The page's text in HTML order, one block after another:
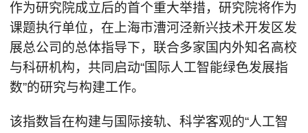
作为研究院成立后的首个重大举措，研究院将作为
课题执行单位，在上海市漕河泾新兴技术开发区发
展总公司的总体指导下，联合多家国内外知名高校
与科研机构，共同启动“国际人工智能绿色发展指
数”的研究与构建工作。
该指数旨在构建与国际接轨、科学客观的“人工智